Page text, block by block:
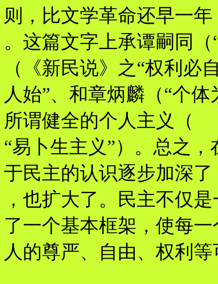
则，比文学革命还早一年
。这篇文字上承谭嗣同
（《新民说》之“权利必
人始”、和章炳麟（“个
所谓健全的个人主义（
“易卜生主义”）。总之
于民主的认识逐步加深了
，也扩大了。民主不仅
了一个基本框架，使每一
人的尊严、自由、权利